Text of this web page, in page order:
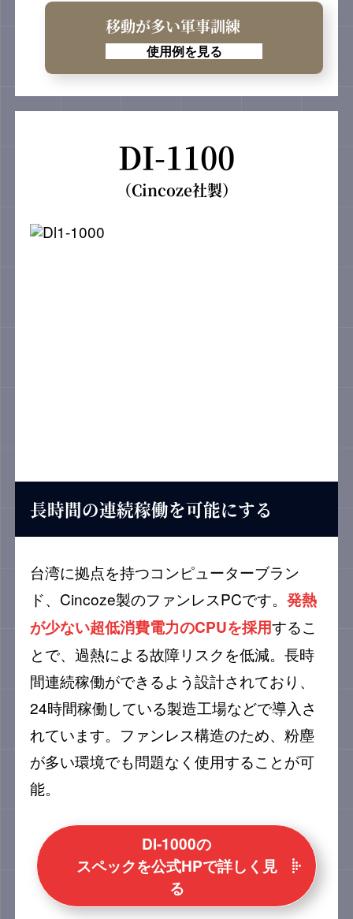
移動が多い軍事訓練
使用例を見る
DI-1100
（Cincoze社製）
長時間の連続稼働を可能にする
台湾に拠点を持つコンピューターブラン
ド、Cincoze製のファンレスPCです。発熱
が少ない超低消費電力のCPUを採用するこ
とで、過熱による故障リスクを低減。長時
間連続稼働ができるよう設計されており、
24時間稼働している製造工場などで導入さ
れています。ファンレス構造のため、粉塵
が多い環境でも問題なく使用することが可
能。
Dl-1000の
スペックを公式HPで詳しく見
る